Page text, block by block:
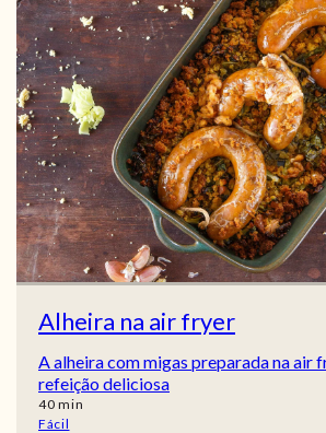
Alheira na air fryer
A alheira com migas preparada na air
refeição deliciosa
40min
min
Fácil